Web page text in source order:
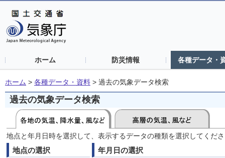
ホーム 防災情報 各種データ・
ホーム > 各種データ・資料 > 過去の気象データ検索
過去の気象データ検索
地点と年月日時を選択して、表示するデータの種類を選択してくだ
地点の選択 年月日の選択